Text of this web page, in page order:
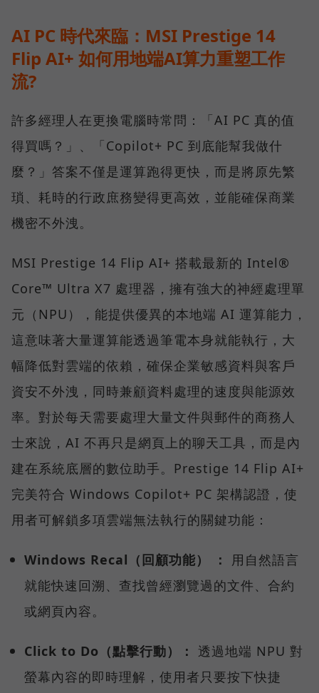
AI PC 時代來臨：MSI Prestige 14
Flip AI+ 如何用地端AI算力重塑工作
流?
許多經理人在更換電腦時常問：「AI PC 真的值
得買嗎？」、「Copilot+ PC 到底能幫我做什
麼？」答案不僅是運算跑得更快，而是將原先繁
瑣、耗時的行政庶務變得更高效，並能確保商業
機密不外洩。
MSI Prestige 14 Flip AI+ 搭載最新的 Intel®
Core™ Ultra X7 處理器，擁有強大的神經處理單
元（NPU），能提供優異的本地端 AI 運算能力，
這意味著大量運算能透過筆電本身就能執行，大
幅降低對雲端的依賴，確保企業敏感資料與客戶
資安不外洩，同時兼顧資料處理的速度與能源效
率。對於每天需要處理大量文件與郵件的商務人
士來說，AI 不再只是網頁上的聊天工具，而是內
建在系統底層的數位助手。Prestige 14 Flip AI+
完美符合 Windows Copilot+ PC 架構認證，使
用者可解鎖多項雲端無法執行的關鍵功能：
Windows Recal（回顧功能） ：
用自然語言
就能快速回溯、查找曾經瀏覽過的文件、合約
或網頁內容。
Click to Do（點擊行動）： 透過地端 NPU 對
螢幕內容的即時理解，使用者只要按下快捷